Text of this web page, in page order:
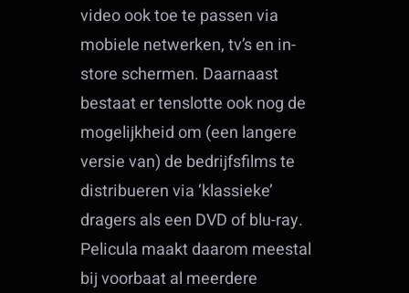
video ook toe te passen via
mobiele netwerken, tv’s en in-
store schermen. Daarnaast
bestaat er tenslotte ook nog de
mogelijkheid om (een langere
versie van) de bedrijfsfilms te
distribueren via ‘klassieke’
dragers als een DVD of blu-ray.
Pelicula maakt daarom meestal
bij voorbaat al meerdere